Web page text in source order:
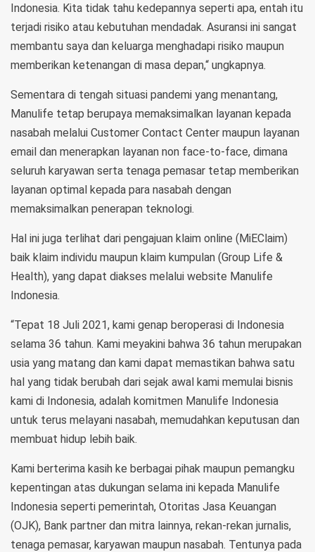
Indonesia. Kita tidak tahu kedepannya seperti apa, entah itu
terjadi risiko atau kebutuhan mendadak. Asuransi ini sangat
membantu saya dan keluarga menghadapi risiko maupun
memberikan ketenangan di masa depan,“ ungkapnya.
Sementara di tengah situasi pandemi yang menantang,
Manulife tetap berupaya memaksimalkan layanan kepada
nasabah melalui Customer Contact Center maupun layanan
email dan menerapkan layanan non face-to-face, dimana
seluruh karyawan serta tenaga pemasar tetap memberikan
layanan optimal kepada para nasabah dengan
memaksimalkan penerapan teknologi.
Hal ini juga terlihat dari pengajuan klaim online (MiEClaim)
baik klaim individu maupun klaim kumpulan (Group Life &
Health), yang dapat diakses melalui website Manulife
Indonesia.
“Tepat 18 Juli 2021, kami genap beroperasi di Indonesia
selama 36 tahun. Kami meyakini bahwa 36 tahun merupakan
usia yang matang dan kami dapat memastikan bahwa satu
hal yang tidak berubah dari sejak awal kami memulai bisnis
kami di Indonesia, adalah komitmen Manulife Indonesia
untuk terus melayani nasabah, memudahkan keputusan dan
membuat hidup lebih baik.
Kami berterima kasih ke berbagai pihak maupun pemangku
kepentingan atas dukungan selama ini kepada Manulife
Indonesia seperti pemerintah, Otoritas Jasa Keuangan
(OJK), Bank partner dan mitra lainnya, rekan-rekan jurnalis,
tenaga pemasar, karyawan maupun nasabah. Tentunya pada